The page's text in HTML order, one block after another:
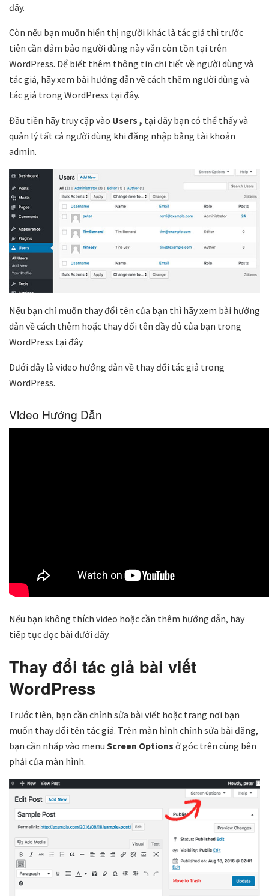
đây.
Còn nếu bạn muốn hiển thị người khác là tác giả thì trước
tiên cần đảm bảo người dùng này vẫn còn tồn tại trên
WordPress. Để biết thêm thông tin chi tiết về người dùng và
tác giả, hãy xem bài hướng dẫn về cách thêm người dùng và
tác giả trong WordPress tại đây.
Đầu tiền hãy truy cập vào Users , tại đây bạn có thể thấy và
quản lý tất cả người dùng khi đăng nhập bằng tài khoản
admin.
Nếu bạn chỉ muốn thay đổi tên của bạn thì hãy xem bài hướng
dẫn về cách thêm hoặc thay đổi tên đầy đủ của bạn trong
WordPress tại đây.
Dưới đây là video hướng dẫn về thay đổi tác giả trong
WordPress.
Video Hướng Dẫn
Nếu bạn không thích video hoặc cần thêm hướng dẫn, hãy
tiếp tục đọc bài dưới đây.
Thay đổi tác giả bài viết
WordPress
Trước tiên, bạn cần chỉnh sửa bài viết hoặc trang nơi bạn
muốn thay đổi tên tác giả. Trên màn hình chỉnh sửa bài đăng,
bạn cần nhấp vào menu Screen Options ở góc trên cùng bên
phải của màn hình.